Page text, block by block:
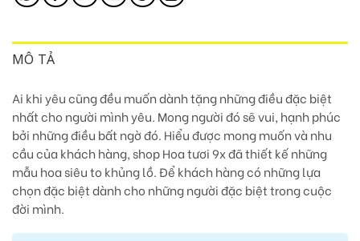
MÔ TẢ
Ai khi yêu cũng đều muốn dành tặng những điều đặc biệt
nhất cho người mình yêu. Mong người đó sẽ vui, hạnh phúc
bởi những điều bất ngờ đó. Hiểu được mong muốn và nhu
cầu của khách hàng, shop Hoa tươi 9x đã thiết kế những
mẫu hoa siêu to khủng lồ. Để khách hàng có những lựa
chọn đặc biệt dành cho những người đặc biệt trong cuộc
đời mình.